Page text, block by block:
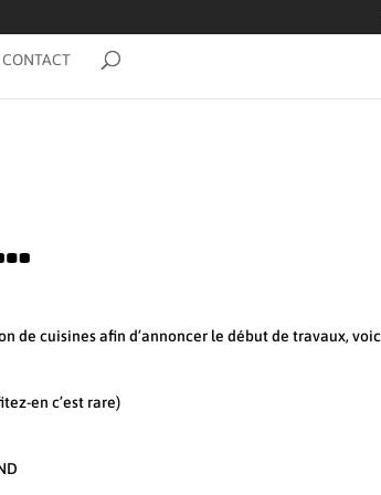
CONTACT
de cuisines afin d’annoncer le début de travaux,
en c’est rare)